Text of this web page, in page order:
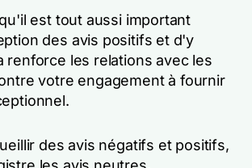
est tout aussi important
des avis positifs et d'y
renforce les relations avec les
votre engagement à fournir
des avis négatifs et positifs,